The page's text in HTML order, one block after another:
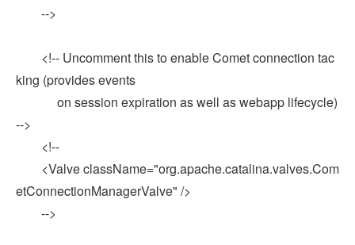
-->
<!-- Uncomment this to enable Comet connection tac
king (provides events
on session expiration as well as webapp lifecycle)
-->
<!--
<Valve className="org.apache.catalina.valves.Com
etConnectionManagerValve" />
-->